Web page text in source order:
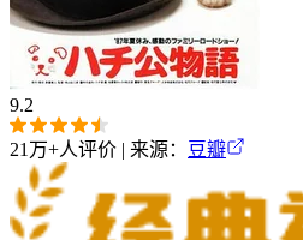
9.2
21万+人评价 | 来源： 豆瓣